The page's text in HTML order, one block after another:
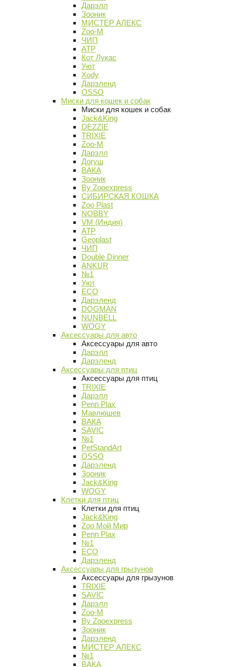
Дарэлл
Зооник
МИСТЕР АЛЕКС
Zoo-M
ЧИП
АТР
Кот Лукас
Уют
Xody
Дарэленд
OSSO
Миски для кошек и собак
Миски для кошек и собак
Jack&King
DEZZIE
TRIXIE
Zoo-M
Дарэлл
Догуш
ВАКА
Зооник
By Zooexpress
СИБИРСКАЯ КОШКА
Zoo Plast
NOBBY
VM (Индия)
АТР
Geoplast
ЧИП
Double Dinner
ANKUR
№1
Уют
ECO
Дарэленд
DOGMAN
NUNBELL
WOGY
Аксессуары для авто
Аксессуары для авто
Дарэлл
Дарэленд
Аксессуары для птиц
Аксессуары для птиц
TRIXIE
Дарэлл
Penn Plax
Мавлюшев
ВАКА
SAVIC
№1
PetStandArt
OSSO
Дарэленд
Зооник
Jack&King
WOGY
Клетки для птиц
Клетки для птиц
Jack&King
Zoo Мой Мир
Penn Plax
№1
ECO
Дарэленд
Аксессуары для грызунов
Аксессуары для грызунов
TRIXIE
SAVIC
Дарэлл
Zoo-M
By Zooexpress
Зооник
Дарэленд
МИСТЕР АЛЕКС
№1
ВАКА